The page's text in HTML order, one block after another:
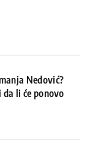
Nedović?
li će ponovo